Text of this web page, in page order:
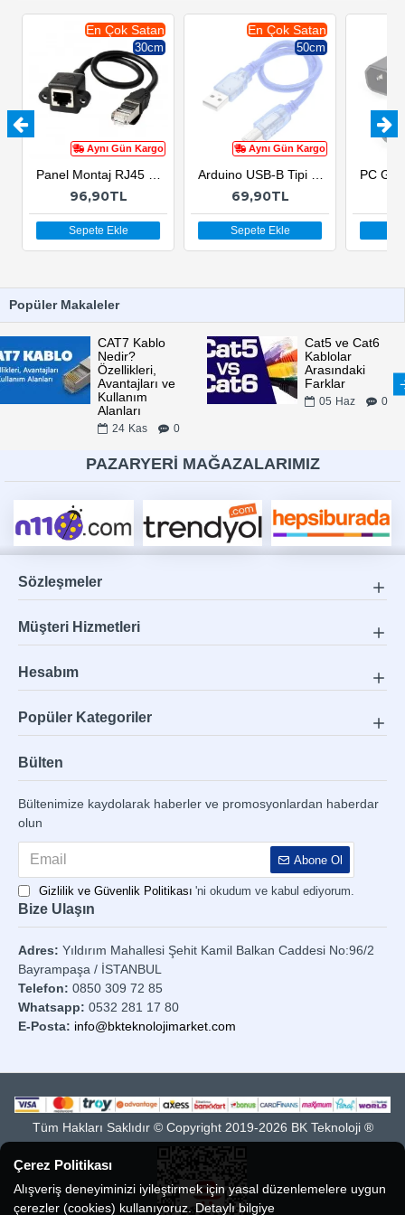
Aynı Gün Kargo
En Çok Satan
30cm
96,90TL
Sepete Ekle
Aynı Gün Kargo
En Çok Satan
50cm
69,90TL
Sepete Ekle
Popüler Makaleler
CAT7 Kablo
Nedir?
Özellikleri,
Avantajları ve
Kullanım
Alanları
24 Kas 0
Cat5 ve Cat6
Kablolar
Arasındaki
Farklar
05 Haz 0
PAZARYERİ MAĞAZALARIMIZ
Sözleşmeler
Müşteri Hizmetleri
Hesabım
Popüler Kategoriler
Bülten
Bültenimize kaydolarak haberler ve promosyonlardan haberdar
olun
Abone Ol
Gizlilik ve Güvenlik Politikası 'ni okudum ve kabul ediyorum.
Bize Ulaşın
Adres: Yıldırım Mahallesi Şehit Kamil Balkan Caddesi No:96/2
Bayrampaşa / İSTANBUL
Telefon: 0850 309 72 85
Whatsapp: 0532 281 17 80
E-Posta: info@bkteknolojimarket.com
Tüm Hakları Saklıdır © Copyright 2019-2026 BK Teknoloji ®
Çerez Politikası
Alışveriş deneyiminizi iyileştirmek için yasal düzenlemelere uygun
çerezler (cookies) kullanıyoruz. Detaylı bilgiye